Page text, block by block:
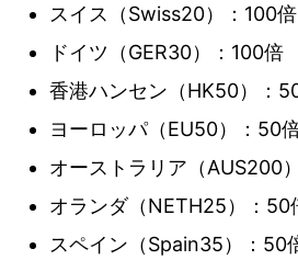
スイス（Swiss20）：100倍
ドイツ（GER30）：100倍
香港ハンセン（HK50）：
ヨーロッパ（EU50）：50
オーストラリア（AUS200
オランダ（NETH25）：50
スペイン（Spain35）：50